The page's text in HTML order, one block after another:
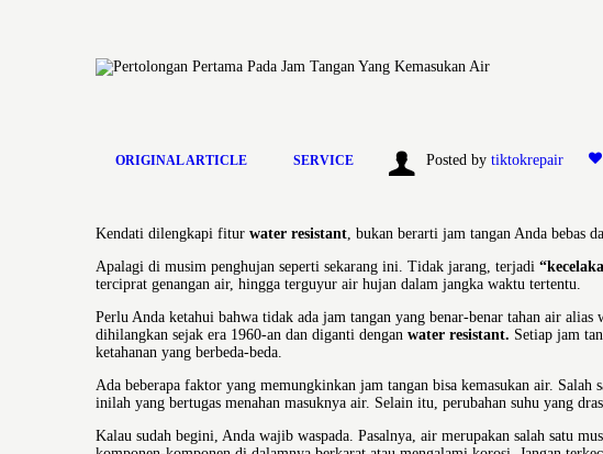
ORIGINAL ARTICLE SERVICE Posted by tiktokrepair
Kendati dilengkapi fitur water resistant , bukan berarti jam tangan Anda bebas
Apalagi di musim penghujan seperti sekarang ini. Tidak jarang, terjadi
terciprat genangan air, hingga terguyur air hujan dalam jangka waktu tertentu.
Perlu Anda ketahui bahwa tidak ada jam tangan yang benar-benar tahan air
dihilangkan sejak era 1960-an dan diganti dengan water resistant. Setiap jam
ketahanan yang berbeda-beda.
Ada beberapa faktor yang memungkinkan jam tangan bisa kemasukan air. Salah
inilah yang bertugas menahan masuknya air. Selain itu, perubahan suhu yang
Kalau sudah begini, Anda wajib waspada. Pasalnya, air merupakan salah satu